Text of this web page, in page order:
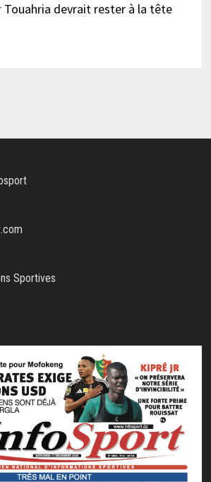
Touahria devrait rester à la tête
Sportives